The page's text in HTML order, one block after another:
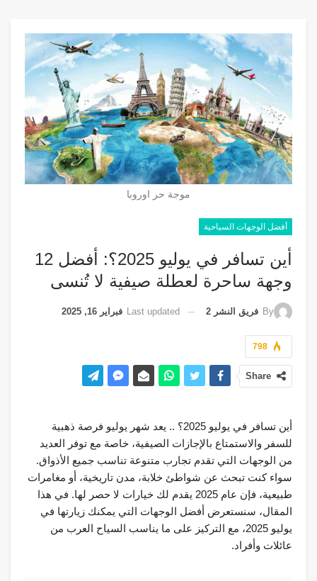
موجة حر اوروبا
أفضل الوجهات السياحية
أين تسافر في يوليو 2025؟: أفضل 12
وجهة ساحرة لعطلة صيفية لا تُنسى
By فريق النشر 2 Last updated فبراير 16, 2025
798
Share
أين تسافر في يوليو 2025؟ .. يعد شهر يوليو فرصة ذهبية
للسفر والاستمتاع بالإجازات الصيفية، خاصة مع توفر العديد
من الوجهات التي تقدم تجارب متنوعة تناسب جميع الأذواق.
سواء كنت تبحث عن شواطئ خلابة، مدن تاريخية، أو مغامرات
طبيعية، فإن عام 2025 يقدم لك خيارات لا حصر لها. في هذا
المقال، سنستعرض أفضل الوجهات التي يمكنك زيارتها في
يوليو 2025، مع التركيز على ما يناسب السياح العرب من
عائلات وأفراد.